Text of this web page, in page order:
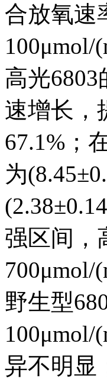
合放氧速
100μmol/
高光6803
速增长，
67.1%；
为
强区间，
700μmol/
野生型
100μmol/
异不明显